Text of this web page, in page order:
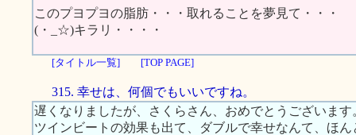
このプヨプヨの脂肪・・・取れることを夢見て・・・
(・_☆)キラリ・・・・
[タイトル一覧] [TOP PAGE]
315. 幸せは、何個でもいいですね。
遅くなりましたが、さくらさん、おめでとうございます
ツインビートの効果も出て、ダブルで幸せなんて、ほん